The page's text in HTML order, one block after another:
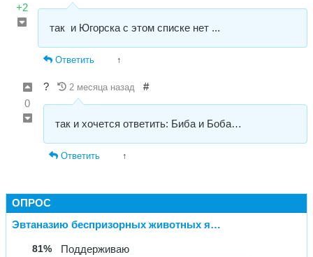
+2
так и Югорска с этом списке нет ...
Ответить ↑
0
? 2 месяца назад #
так и хочется ответить: Биба и Боба…
Ответить ↑
ОПРОС
Эвтаназию беспризорных животных я…
81% Поддерживаю